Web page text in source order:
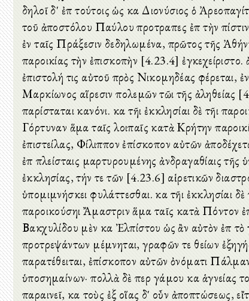
δηλοῖ δ' ἐπὶ τούτοις ὡς καὶ Διονύσιος ὁ
τοῦ ἀποστόλου Παύλου προτραπεὶς ἐπὶ τὴν
ἐν ταῖς Πράξεσιν δεδηλωμένα, πρῶτος τῆς
παροικίας τὴν ἐπισκοπὴν [4.23.4] ἐγκεχείριστο.
ἐπιστολή τις αὐτοῦ πρὸς Νικομηδέας φέρεται,
Μαρκίωνος αἵρεσιν πολεμῶν τῶι τῆς ἀληθείας
παρίσταται κανόνι. καὶ τῆι ἐκκλησίαι δὲ τῆι
Γόρτυναν ἅμα ταῖς λοιπαῖς κατὰ Κρήτην
ἐπιστείλας, Φίλιππον ἐπίσκοπον αὐτῶν
ἐπὶ πλείσταις μαρτυρουμένης ἀνδραγαθίαις τῆς
ἐκκλησίας, τήν τε τῶν [4.23.6] αἱρετικῶν
ὑπομιμνήσκει φυλάττεσθαι. καὶ τῆι ἐκκλησίαι δὲ
παροικούσηι Ἄμαστριν ἅμα ταῖς κατὰ Πόντον
Βακχυλίδου μὲν καὶ Ἐλπίστου ὡς ἂν αὐτὸν ἐπὶ
προτρεψάντων μέμνηται, γραφῶν τε θείων
παρατέθειται, ἐπίσκοπον αὐτῶν ὀνόματι
ὑποσημαίνων· πολλὰ δὲ περὶ γάμου καὶ ἁγνείας
παραινεῖ, καὶ τοὺς ἐξ οἵας δ' οὖν ἀποπτώσεως,